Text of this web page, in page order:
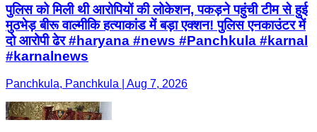
पुलिस को मिली थी आरोपियों की लोकेशन, पकड़ने पहुंची टीम से हुई
मुठभेड़ बीरू वाल्मीकि हत्याकांड में बड़ा एक्शन! पुलिस एनकाउंटर में
दो आरोपी ढेर #haryana #news #Panchkula #karnal
#karnalnews
Panchkula, Panchkula | Aug 7, 2026